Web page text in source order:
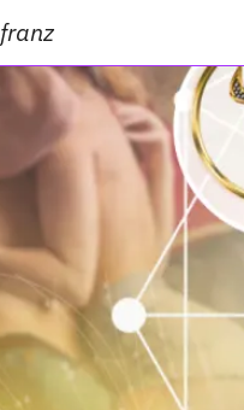
franz